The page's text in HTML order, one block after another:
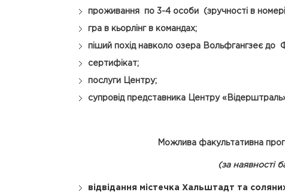
проживання по 3-4 особи (зручності в
гра в кьорлінг в командах;
піший похід навколо озера Вольфгангзеє до
сертифікат;
послуги Центру;
супровід представника Центру
Можлива факультативна
(за наявності
відвідання містечка Хальштадт та